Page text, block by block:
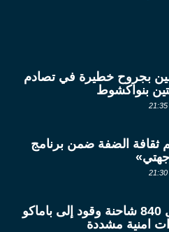
بجروح خطيرة في تصادم
بنواكشوط
ثقافة الضفة ضمن برنامج
مالي: وصول 840 شاحنة وقود إلى باماكو
امنية مشددة